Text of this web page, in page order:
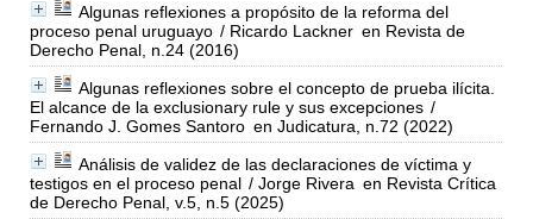
Algunas reflexiones a propósito de la reforma del
proceso penal uruguayo / Ricardo Lackner en Revista de
Derecho Penal, n.24 (2016)
Algunas reflexiones sobre el concepto de prueba ilícita.
El alcance de la exclusionary rule y sus excepciones /
Fernando J. Gomes Santoro en Judicatura, n.72 (2022)
Análisis de validez de las declaraciones de víctima y
testigos en el proceso penal / Jorge Rivera en Revista Crítica
de Derecho Penal, v.5, n.5 (2025)